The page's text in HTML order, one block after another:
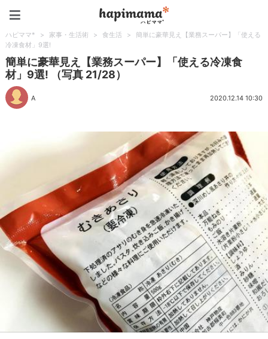
ハピママ* > 家事・生活術 > 食生活 >
簡単に豪華見え【業務スーパー】「使える
冷凍食材」9選!
簡単に豪華見え【業務スーパー】「使える冷凍食
材」9選! （写真 21/28）
A 2020.12.14 10:30